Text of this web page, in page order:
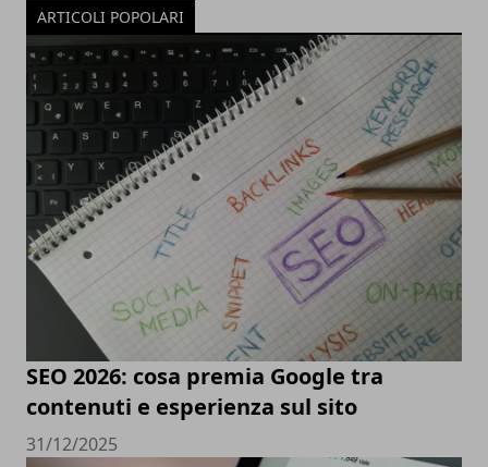
ARTICOLI POPOLARI
SEO 2026: cosa premia Google tra
contenuti e esperienza sul sito
31/12/2025